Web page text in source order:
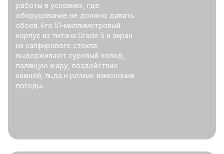
работы в условиях, где
оборудование не должно давать
сбоев. Его 51-миллиметровый
корпус из титана Grade 5 и экран
из сапфирового стекла
выдерживают суровый холод,
палящую жару, воздействие
камней, льда и резкие изменения
погоды.